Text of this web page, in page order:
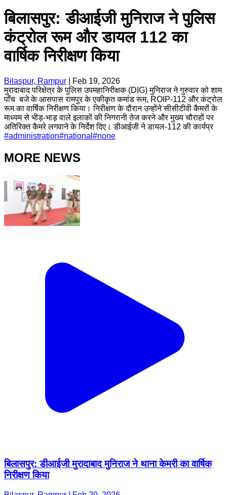
बिलासपुर: डीआईजी मुनिराज ने पुलिस
कंट्रोल रूम और डायल 112 का
वार्षिक निरीक्षण किया
Bilaspur, Rampur
Feb 19, 2026
मुरादाबाद परिक्षेत्र के पुलिस उपमहानिरीक्षक (DIG) मुनिराज ने गुरुवार को शाम
पाँच बजे के आसपास रामपुर के एकीकृत कमांड रूम, ROIP-112 और कंट्रोल
रूम का वार्षिक निरीक्षण किया। ​निरीक्षण के दौरान उन्होंने सीसीटीवी कैमरों के
माध्यम से भीड़-भाड़ वाले इलाकों की निगरानी तेज करने और मुख्य चौराहों पर
अतिरिक्त कैमरे लगवाने के निर्देश दिए। डीआईजी ने डायल-112 की कार्यप्र
#administration#national #none
MORE NEWS
बिलासपुर: डीआईजी मुरादाबाद मुनिराज ने थाना केमरी का वार्षिक
निरीक्षण किया